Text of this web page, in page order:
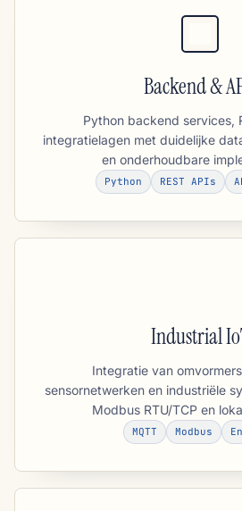
Backend &
Python backend services,
integratielagen met duidelijke
en onderhoudbare
Python REST APIs
Industrial
Integratie van
sensornetwerken en industriële
Modbus RTU/TCP en
MQTT Modbus